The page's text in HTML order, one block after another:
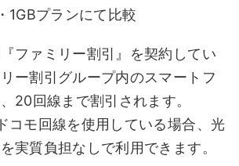
1GBプランにて比較
ファミリー割引』を契約してい
ー割引グループ内のスマートフ
20回線まで割引されます。
コモ回線を使用している場合、光
実質負担なしで利用できます。